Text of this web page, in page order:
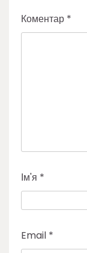
Коментар *
Ім'я *
Email *